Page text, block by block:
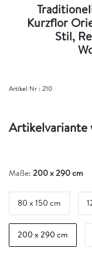
Kurzflor
Stil,
Artikel Nr :210
Artikelvariante
Maße: 200 x 290 cm
80 x 150 cm
200 x 290 cm